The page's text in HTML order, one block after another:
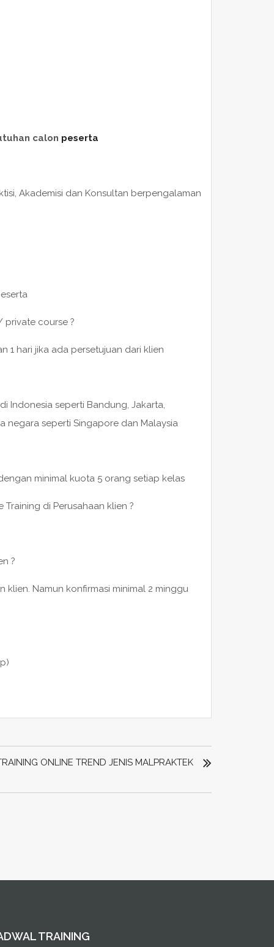
calon peserta
Akademisi dan Konsultan berpengalaman
private course ?
1 hari jika ada persetujuan dari klien
Indonesia seperti Bandung, Jakarta,
negara seperti Singapore dan Malaysia
minimal kuota 5 orang setiap kelas
di Perusahaan klien ?
?
Namun konfirmasi minimal 2 minggu
ONLINE TREND JENIS MALPRAKTEK
TRAINING